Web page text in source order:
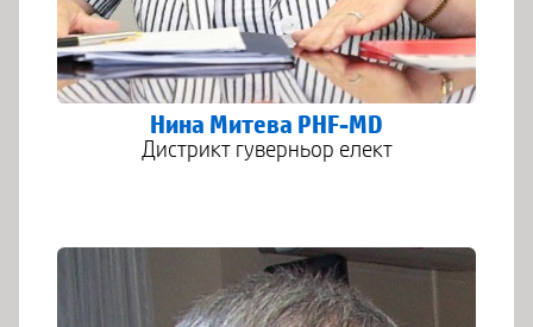
Нина Митева PHF-MD
Дистрикт гуверньор елект